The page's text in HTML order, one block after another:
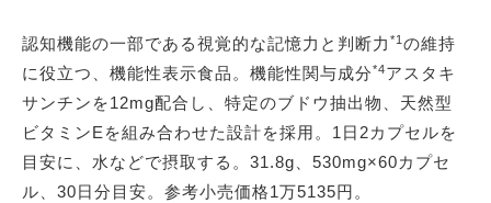
認知機能の一部である視覚的な記憶力と判断力 *1 の維持
に役立つ、機能性表示食品。機能性関与成分*4アスタキ
サンチンを12mg配合し、特定のブドウ抽出物、天然型
ビタミンEを組み合わせた設計を採用。1日2カプセルを
目安に、水などで摂取する。31.8g、530mg×60カプセ
ル、30日分目安。参考小売価格1万5135円。